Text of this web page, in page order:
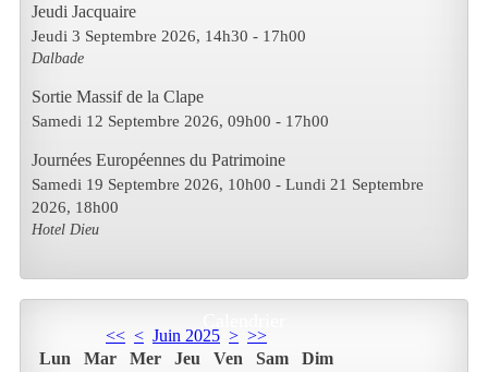
Jeudi Jacquaire
Jeudi 3 Septembre 2026, 14h30 - 17h00
Dalbade
Sortie Massif de la Clape
Samedi 12 Septembre 2026, 09h00 - 17h00
Journées Européennes du Patrimoine
Samedi 19 Septembre 2026, 10h00 - Lundi 21 Septembre
2026, 18h00
Hotel Dieu
<< < Juin 2025 > >>
Lun
Mar Mer Jeu Ven Sam
Dim